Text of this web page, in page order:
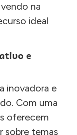
na
ideal
e
inovadora e
Com uma
oferecem
sobre temas